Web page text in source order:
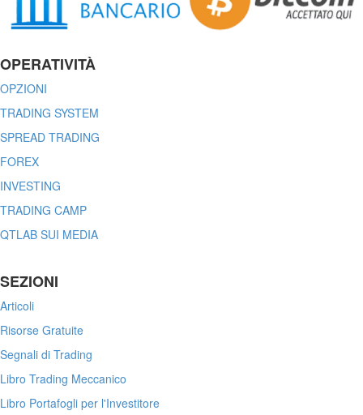
OPERATIVITÀ
OPZIONI
TRADING SYSTEM
SPREAD TRADING
FOREX
INVESTING
TRADING CAMP
QTLAB SUI MEDIA
SEZIONI
Articoli
Risorse Gratuite
Segnali di Trading
Libro Trading Meccanico
Libro Portafogli per l'Investitore